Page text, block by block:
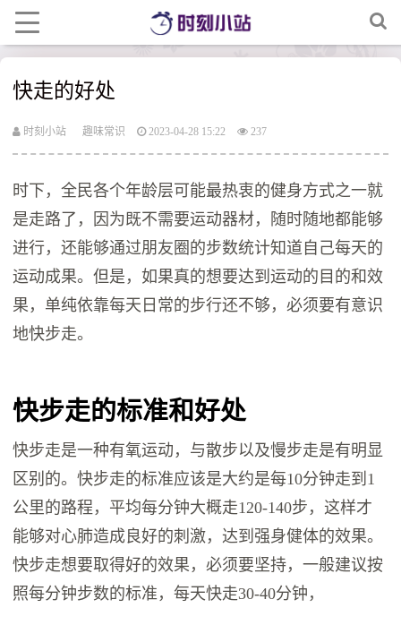
快走的好处
时刻小站 趣味常识 2023-04-28 15:22 237
时下，全民各个年龄层可能最热衷的健身方式之一就
是走路了，因为既不需要运动器材，随时随地都能够
进行，还能够通过朋友圈的步数统计知道自己每天的
运动成果。但是，如果真的想要达到运动的目的和效
果，单纯依靠每天日常的步行还不够，必须要有意识
地快步走。
快步走的标准和好处
快步走是一种有氧运动，与散步以及慢步走是有明显
区别的。快步走的标准应该是大约是每10分钟走到1
公里的路程，平均每分钟大概走120-140步，这样才
能够对心肺造成良好的刺激，达到强身健体的效果。
快步走想要取得好的效果，必须要坚持，一般建议按
照每分钟步数的标准，每天快走30-40分钟，